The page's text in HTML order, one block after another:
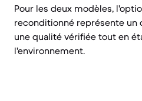
Pour les deux modèles,
reconditionné représente un
une qualité vérifiée tout en
l'environnement.